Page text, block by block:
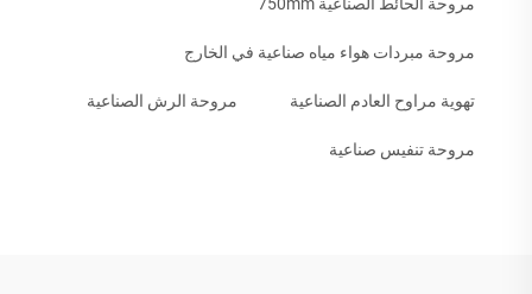
مروحة مبردات هواء مياه صناعية في الخارج
تهوية مراوح العادم الصناعية مروحة الرش الصناعية
مروحة تنفيس صناعية